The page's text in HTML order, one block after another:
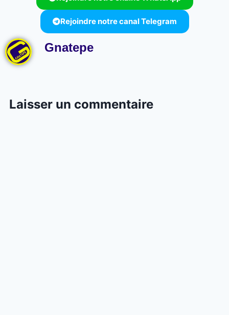
Rejoindre notre canal Telegram
Gnatepe
Laisser un commentaire